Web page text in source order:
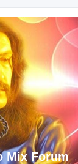
Mix Forum